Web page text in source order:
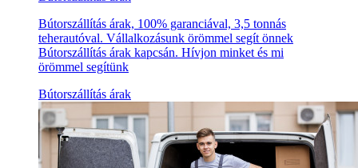
Bútorszállítás árak, 100% garanciával, 3,5 tonnás
teherautóval. Vállalkozásunk örömmel segít önnek
Bútorszállítás árak kapcsán. Hívjon minket és mi
örömmel segítünk
Bútorszállítás árak